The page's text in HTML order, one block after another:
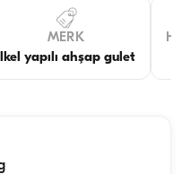
MERK
yapılı ahşap gulet